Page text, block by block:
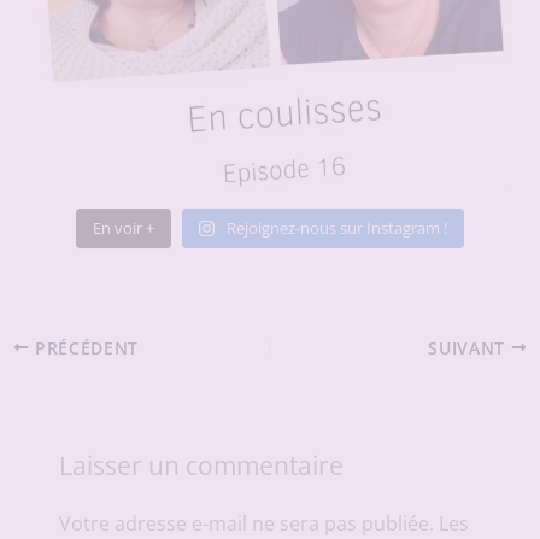
En voir + Rejoignez-nous sur Instagram !
PRÉCÉDENT SUIVANT
Laisser un commentaire
Votre adresse e-mail ne sera pas publiée. Les